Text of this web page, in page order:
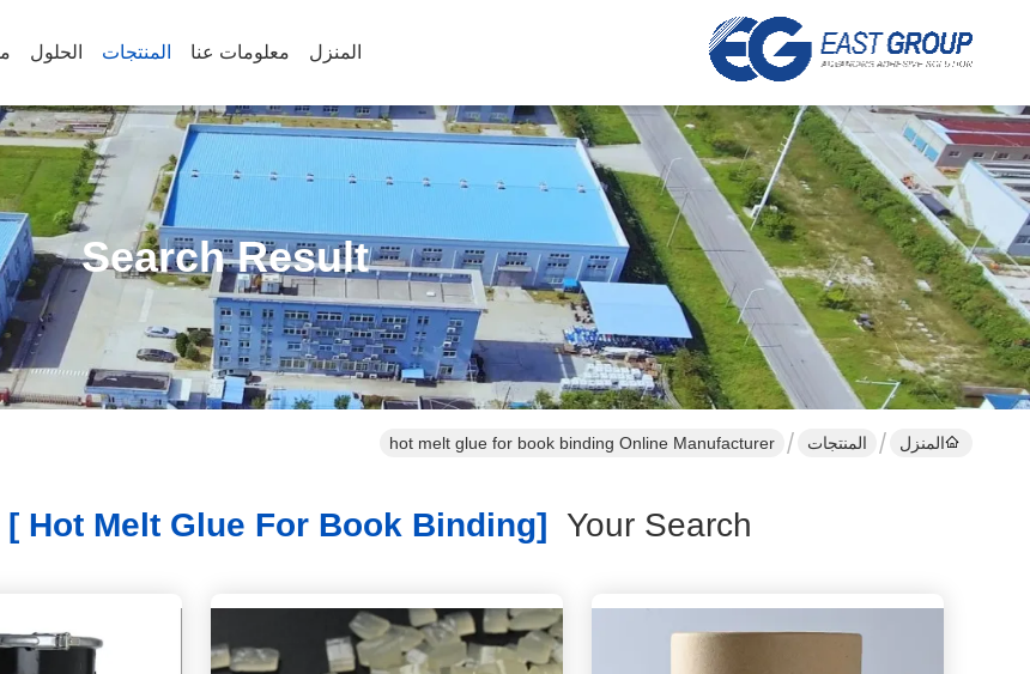
المنزل معلومات عنا المنتجات الحلول
Search Result
المنزل المنتجات hot melt glue for book binding Online Manufacturer
Your Search
[hot Melt Glue For Book Binding ]